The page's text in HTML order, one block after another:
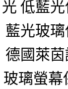
光 低藍
藍光玻
德國萊
玻璃螢幕